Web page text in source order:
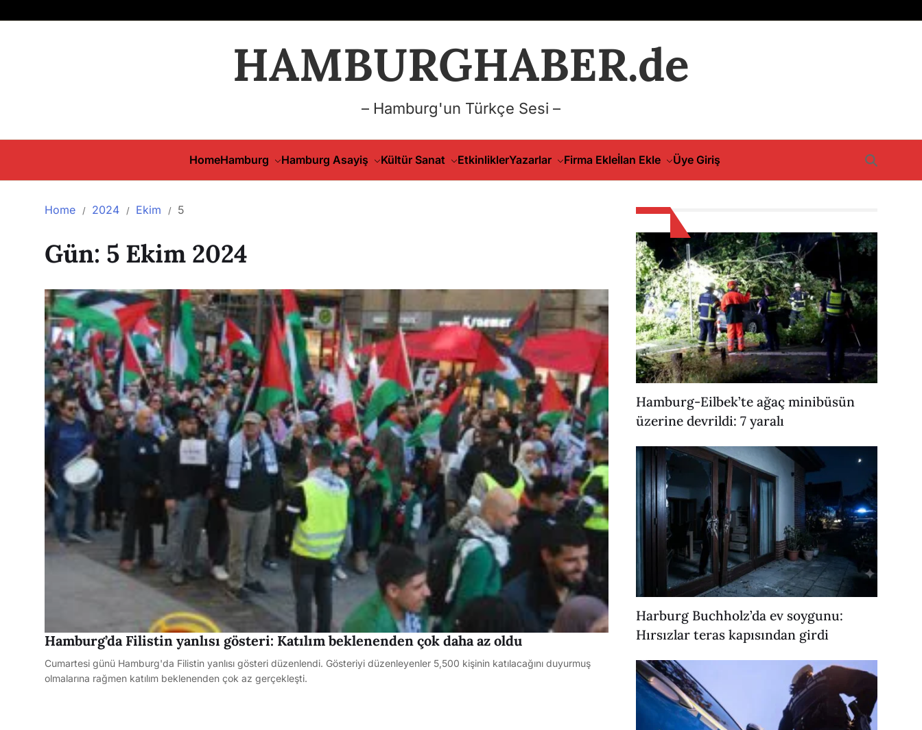
HAMBURGHABER.de
– Hamburg'un Türkçe Sesi –
HomeHamburg Hamburg Asayiş Kültür Sanat EtkinliklerYazarlar Firma Ekleİlan Ekle Üye Giriş
Home 2024 Ekim 5
Gün: 5 Ekim 2024
Hamburg’da Filistin yanlısı gösteri: Katılım beklenenden çok daha az oldu
Cumartesi günü Hamburg'da Filistin yanlısı gösteri düzenlendi. Gösteriyi düzenleyenler 5,500 kişinin katılacağını duyurmuş
olmalarına rağmen katılım beklenenden çok az gerçekleşti.
Hamburg-Eilbek’te ağaç minibüsün
üzerine devrildi: 7 yaralı
Harburg Buchholz’da ev soygunu:
Hırsızlar teras kapısından girdi